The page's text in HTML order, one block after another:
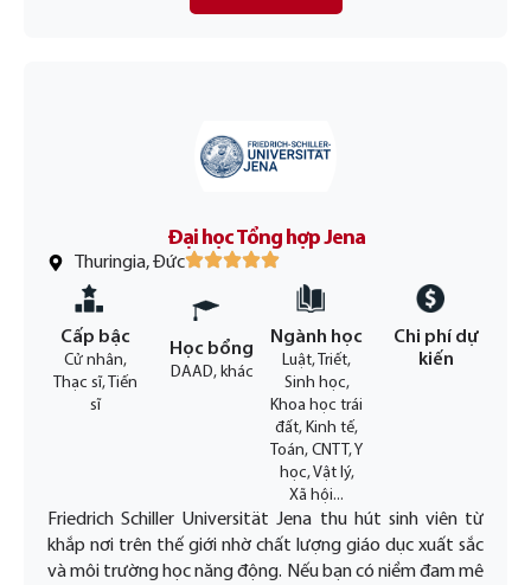
Đại học Tổng hợp Jena
Thuringia, Đức
Cấp bậc
Cử nhân,
Thạc sĩ, Tiến
sĩ
Học bổng
DAAD, khác
Ngành học
Luật, Triết,
Sinh học,
Khoa học trái
đất, Kinh tế,
Toán, CNTT, Y
học, Vật lý,
Xã hội...
Chi phí dự
kiến
Friedrich Schiller Universität Jena thu hút sinh viên từ
khắp nơi trên thế giới nhờ chất lượng giáo dục xuất sắc
và môi trường học năng động. Nếu bạn có niềm đam mê